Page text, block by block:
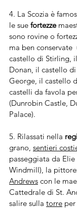
4. La Scozia è
le sue fortezze
sono rovine o
ma ben conservate
castello di Stirling,
Donan, il castello
George, il castello
castelli da favola
(Dunrobin Castle,
Palace).
5. Rilassati nella
grano, sentieri
passeggiata da Elie
Windmill), la
Andrews con le
Cattedrale di St.
salire sulla torre